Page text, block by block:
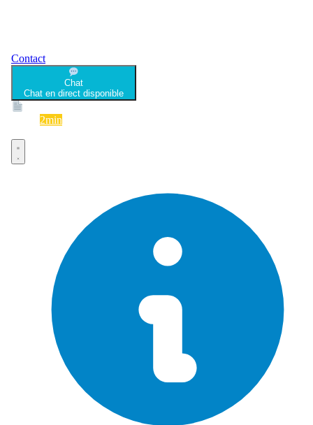
Contact
Chat
Chat en direct disponible
2min